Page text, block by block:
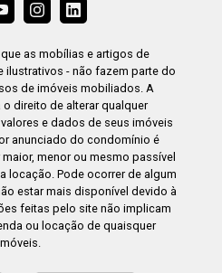
as mobílias e artigos de
ilustrativos - não fazem parte do
de imóveis mobiliados. A
direito de alterar qualquer
e dados de seus imóveis
anunciado do condomínio é
menor ou mesmo passível
locação. Pode ocorrer de algum
estar mais disponível devido à
feitas pelo site não implicam
ou locação de quaisquer